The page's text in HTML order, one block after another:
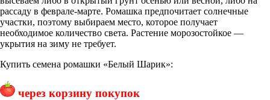
рассаду в феврале-марте. Ромашка предпочитает солнечные
участки, поэтому выбираем место, которое получает
необходимое количество света. Растение морозостойкое —
укрытия на зиму не требует.
Купить семена ромашки «Белый Шарик»:
через корзину покупок